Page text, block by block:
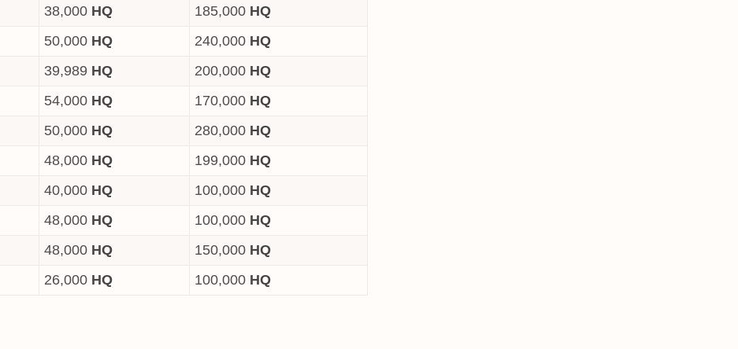
38,000 HQ 185,000 HQ
50,000 HQ 240,000 HQ
39,989 HQ 200,000 HQ
54,000 HQ 170,000 HQ
50,000 HQ 280,000 HQ
48,000 HQ 199,000 HQ
40,000 HQ 100,000 HQ
48,000 HQ 100,000 HQ
48,000 HQ 150,000 HQ
26,000 HQ 100,000 HQ